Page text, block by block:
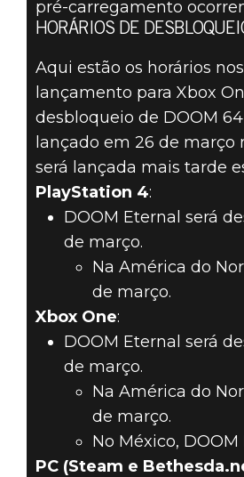
DO
pré-carregamento
HORÁRIOS DE
Aqui estão os horários
lançamento para Xbox
desbloqueio de DOOM
lançado em 26 de março
será lançada mais tarde
PlayStation 4:
DOOM Eternal será
de março.
Na América do
de março.
Xbox One:
DOOM Eternal será
de março.
Na América do
de março.
No México,
PC (Steam e